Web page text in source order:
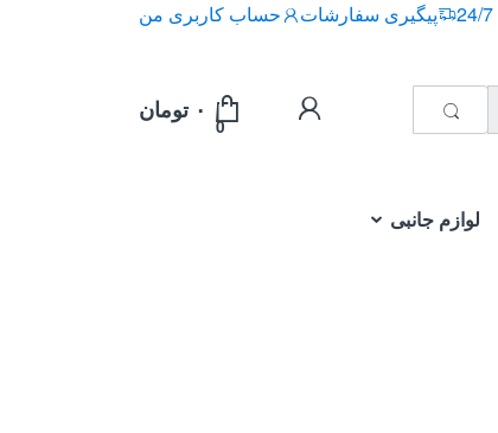
پیگیری سفارشات حساب کاربری من
0
۰ تومان
لوازم جانبی